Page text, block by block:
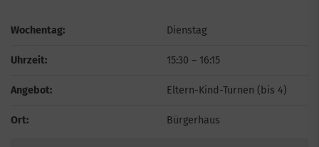
Wochentag: Dienstag
Uhrzeit: 15:30 – 16:15
Angebot: Eltern-Kind-Turnen (bis 4)
Ort: Bürgerhaus